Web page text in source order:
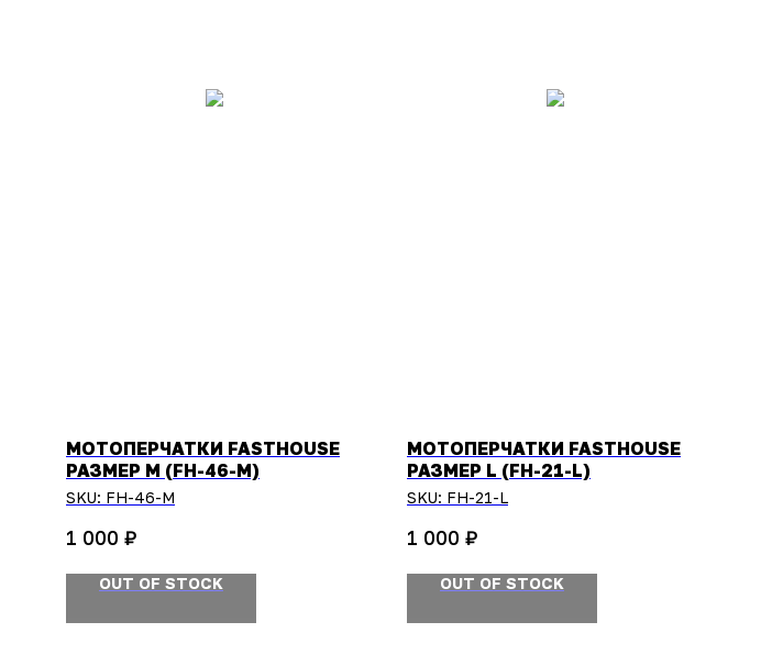
МОТОПЕРЧАТКИ FASTHOUSE
РАЗМЕР M (FH-46-M)
SKU: FH-46-M
1 000 ₽
OUT OF STOCK
МОТОПЕРЧАТКИ FASTHOUSE
РАЗМЕР L (FH-21-L)
SKU: FH-21-L
1 000 ₽
OUT OF STOCK